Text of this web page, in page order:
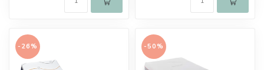
-26% -50%